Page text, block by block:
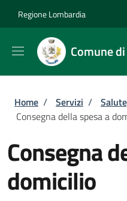
Regione Lombardia
Comune
Briciole di
Home / Servizi /
Consegna della spesa a
Consegna
domicilio